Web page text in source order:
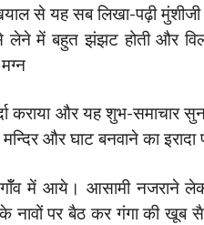
से यह सब लिखा-पढ़ी
में बहुत झंझट होती और
कराया और यह शुभ-समाचार
और घाट बनवाने का इरादा
में आये। आसामी नजराने
नावों पर बैठ कर गंगा की खूब